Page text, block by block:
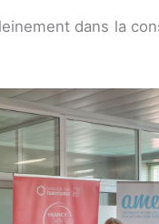
dans la